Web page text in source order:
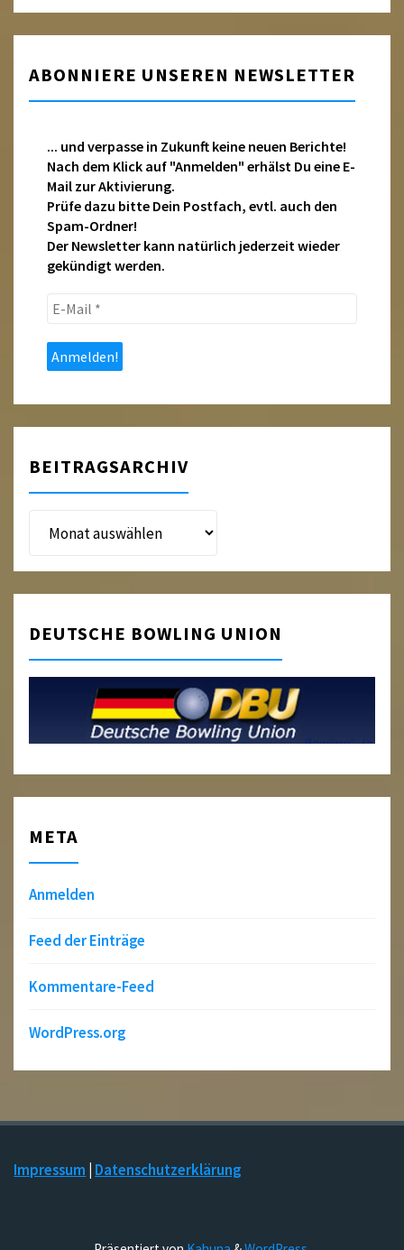
ABONNIERE UNSEREN NEWSLETTER
... und verpasse in Zukunft keine neuen Berichte!
Nach dem Klick auf "Anmelden" erhälst Du eine E-
Mail zur Aktivierung.
Prüfe dazu bitte Dein Postfach, evtl. auch den
Spam-Ordner!
Der Newsletter kann natürlich jederzeit wieder
gekündigt werden.
E-
*
BEITRAGSARCHIV
Beitragsarchiv
DEUTSCHE BOWLING UNION
META
Anmelden
Feed der Einträge
Kommentare-Feed
WordPress.org
Impressum Datenschutzerklärung